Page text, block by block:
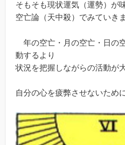
そもそも現状運気（運勢）が
空亡論（天中殺）でみていきま
年の空亡・月の空亡・日の
動するより
状況を把握しながらの活動が
自分の心を疲弊させないため